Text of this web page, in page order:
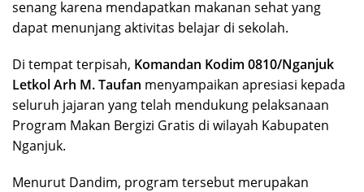
senang karena mendapatkan makanan sehat yang
dapat menunjang aktivitas belajar di sekolah.
Di tempat terpisah, Komandan Kodim 0810/Nganjuk
Letkol Arh M. Taufan menyampaikan apresiasi kepada
seluruh jajaran yang telah mendukung pelaksanaan
Program Makan Bergizi Gratis di wilayah Kabupaten
Nganjuk.
Menurut Dandim, program tersebut merupakan